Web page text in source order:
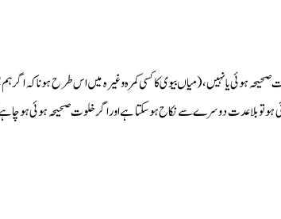
یا نہیں، (میاں بیوی کا کسی کمرہ وغیرہ میں اس طرح ہونا کہ اگر ہم
ہو تو بلا عدت دوسرے سے نکاح ہوسکتا ہے اور اگر خلوت صحیحہ ہوئی